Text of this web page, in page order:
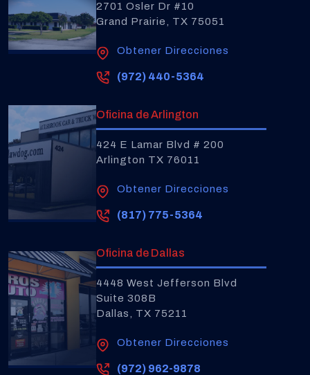
2701 Osler Dr #10
Grand Prairie, TX 75051
Obtener Direcciones
(972) 440-5364
Oficina de Arlington
424 E Lamar Blvd # 200
Arlington TX 76011
Obtener Direcciones
(817) 775-5364
Oficina de Dallas
4448 West Jefferson Blvd
Suite 308B
Dallas, TX 75211
Obtener Direcciones
(972) 962-9878